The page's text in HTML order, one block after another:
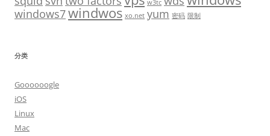
w3tc
windows7windwos xo.net yum 密码 限制
分类
Goooooogle
iOS
Linux
Mac